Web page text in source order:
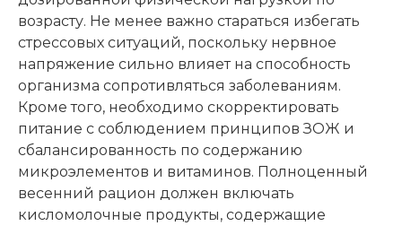
возрасту. Не менее важно стараться избегать
стрессовых ситуаций, поскольку нервное
напряжение сильно влияет на способность
организма сопротивляться заболеваниям.
Кроме того, необходимо скорректировать
питание с соблюдением принципов ЗОЖ и
сбалансированность по содержанию
микроэлементов и витаминов. Полноценный
весенний рацион должен включать
кисломолочные продукты, содержащие